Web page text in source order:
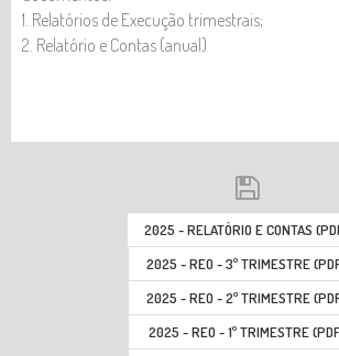
1. Relatórios de Execução trimestrais;
2. Relatório e Contas (anual)
2025 - RELATÓRIO E CONTAS
2025 - REO - 3º TRIMESTRE
2025 - REO - 2º TRIMESTRE
2025 - REO - 1º TRIMESTRE